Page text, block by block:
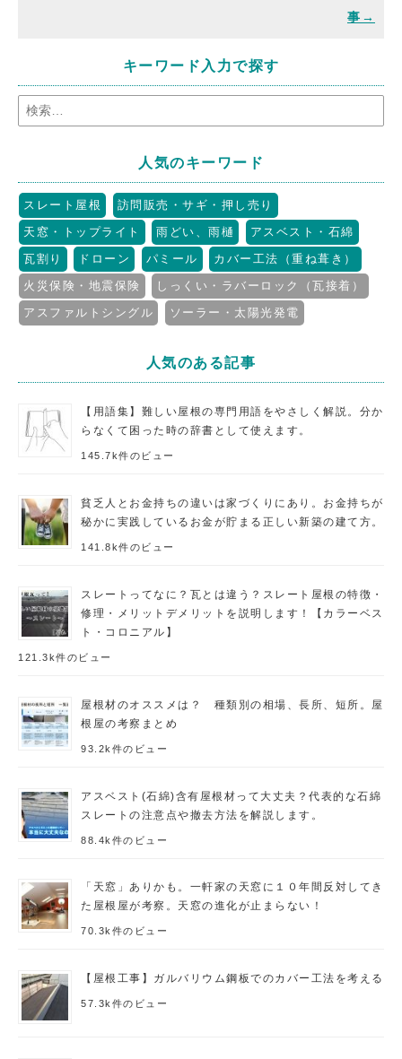
キーワード入力で探す
人気のキーワード
スレート屋根
訪問販売・サギ・押し売り
天窓・トップライト
雨どい、雨樋
アスベスト・石綿
瓦割り
ドローン パミール
カバー工法（重ね葺き）
火災保険・地震保険
しっくい・ラバーロック（瓦接着）
アスファルトシングル
ソーラー・太陽光発電
人気のある記事
【用語集】難しい屋根の専門用語をやさしく解説。分か
らなくて困った時の辞書として使えます。
145.7k件のビュー
貧乏人とお金持ちの違いは家づくりにあり。お金持ちが
秘かに実践しているお金が貯まる正しい新築の建て方。
141.8k件のビュー
スレートってなに？瓦とは違う？スレート屋根の特徴・
修理・メリットデメリットを説明します！【カラーベス
ト・コロニアル】
121.3k件のビュー
屋根材のオススメは？ 種類別の相場、長所、短所。屋
根屋の考察まとめ
93.2k件のビュー
アスベスト(石綿)含有屋根材って大丈夫？代表的な石綿
スレートの注意点や撤去方法を解説します。
88.4k件のビュー
「天窓」ありかも。一軒家の天窓に１０年間反対してき
た屋根屋が考察。天窓の進化が止まらない！
70.3k件のビュー
【屋根工事】ガルバリウム鋼板でのカバー工法を考える
57.3k件のビュー